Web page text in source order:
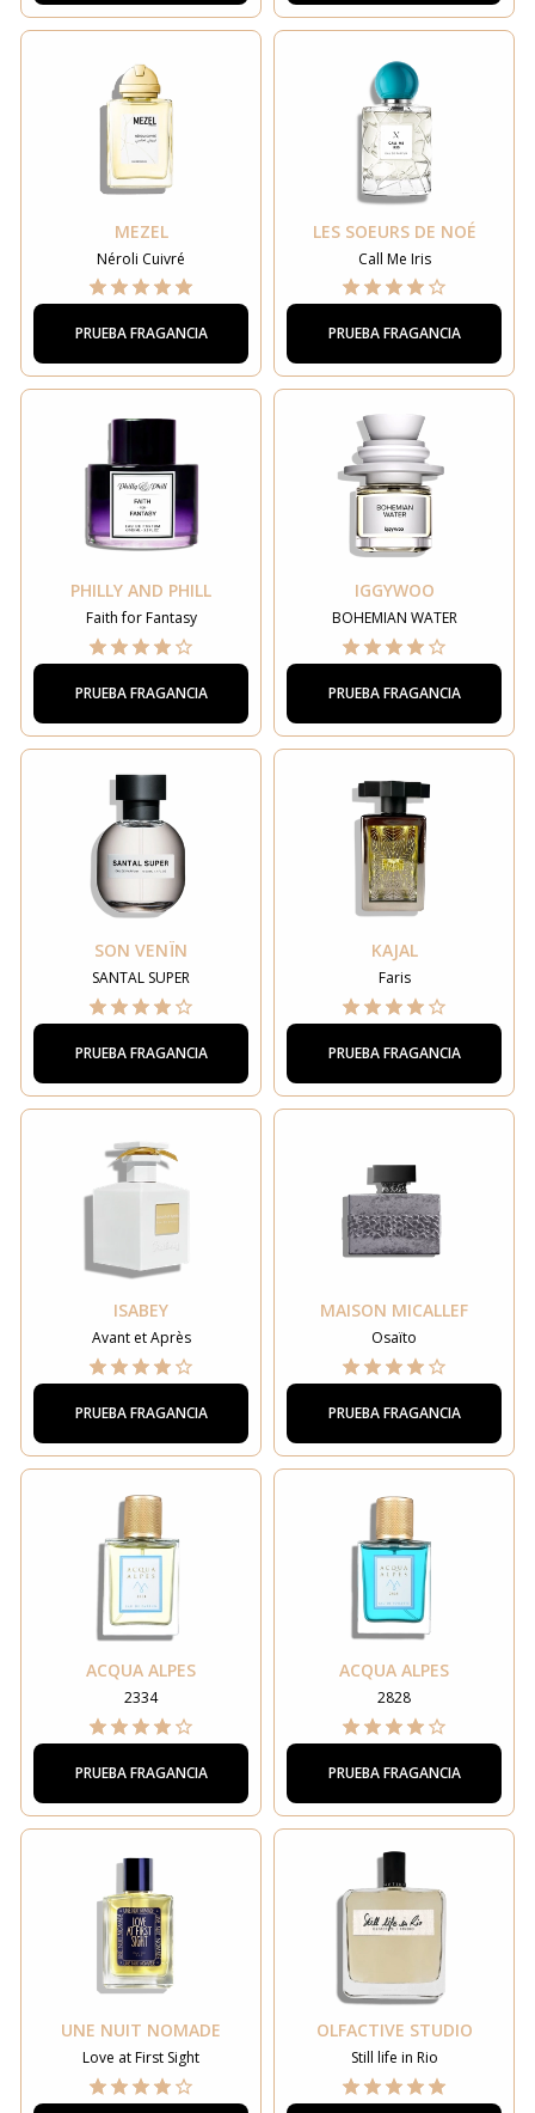
MEZEL
Néroli Cuivré
PRUEBA FRAGANCIA
LES SOEURS DE NOÉ
Call Me Iris
PRUEBA FRAGANCIA
PHILLY AND PHILL
Faith for Fantasy
PRUEBA FRAGANCIA
IGGYWOO
BOHEMIAN WATER
PRUEBA FRAGANCIA
SON VENÏN
SANTAL SUPER
PRUEBA FRAGANCIA
KAJAL
Faris
PRUEBA FRAGANCIA
ISABEY
Avant et Après
PRUEBA FRAGANCIA
MAISON MICALLEF
Osaïto
PRUEBA FRAGANCIA
ACQUA ALPES
2334
PRUEBA FRAGANCIA
ACQUA ALPES
2828
PRUEBA FRAGANCIA
UNE NUIT NOMADE
Love at First Sight
OLFACTIVE STUDIO
Still life in Rio